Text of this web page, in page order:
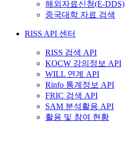
해외자료신청(E-DDS)
중국대학 자료 검색
RISS API 센터
RISS 검색 API
KOCW 강의정보 API
WILL 연계 API
Rinfo 통계정보 API
FRIC 검색 API
SAM 분석활용 API
활용 및 참여 현황